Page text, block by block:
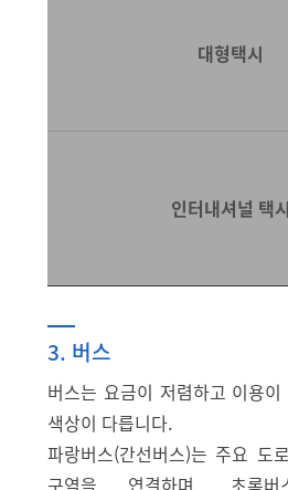
대형택시
인터내셔널 택시
3. 버스
버스는 요금이 저렴하고 이용
색상이 다릅니다.
파랑버스(간선버스)는 주요 도
구역을 연결하며, 초록버